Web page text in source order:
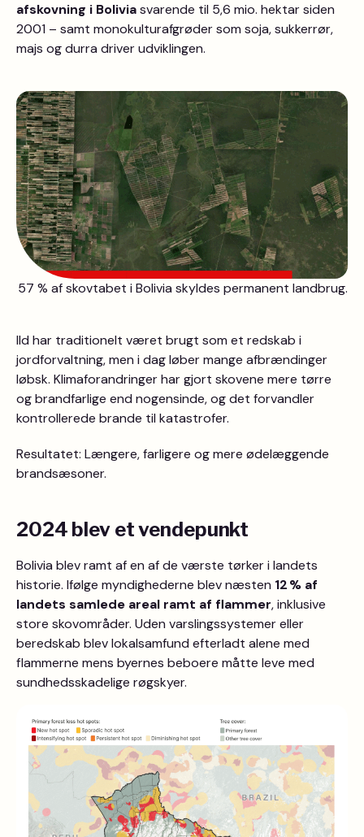
afskovning i Boliviasvarende til 5,6 mio. hektar siden
2001 – samt monokulturafgrøder som soja, sukkerrør,
majs og durra driver udviklingen.
57 % af skovtabet i Bolivia skyldes permanent landbrug.
Ild har traditionelt været brugt som et redskab i
jordforvaltning, men i dag løber mange afbrændinger
løbsk. Klimaforandringer har gjort skovene mere tørre
og brandfarlige end nogensinde, og det forvandler
kontrollerede brande til katastrofer.
Resultatet: Længere, farligere og mere ødelæggende
brandsæsoner.
2024 blev et vendepunkt
Bolivia blev ramt af en af de værste tørker i landets
historie. Ifølge myndighederne blev næsten 12 % af
landets samlede areal ramt af flammer, inklusive
store skovområder. Uden varslingssystemer eller
beredskab blev lokalsamfund efterladt alene med
flammerne mens byernes beboere måtte leve med
sundhedsskadelige røgskyer.